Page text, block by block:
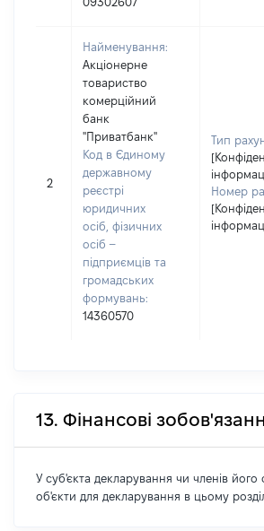
2
Найменування:
Акціонерне
товариство
комерційний
банк
"Приватбанк"
Код в Єдиному
державному
реєстрі
юридичних
осіб, фізичних
осіб –
підприємців та
громадських
формувань:
14360570
Тип
Номер
13. Фінансові
У суб'єкта декларування чи членів його
об'єкти для декларування в цьому